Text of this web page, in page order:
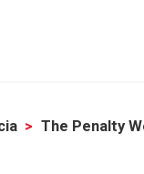
The Penalty